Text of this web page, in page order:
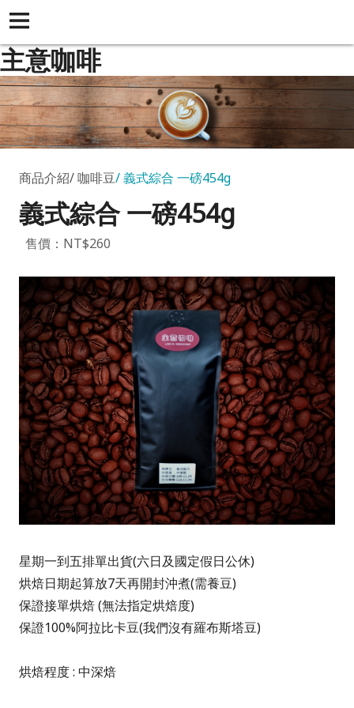
主意咖啡
商品介紹 咖啡豆 義式綜合 一磅454g
義式綜合 一磅454g
售價：NT$260
星期一到五排單出貨(六日及國定假日公休)
烘焙日期起算放7天再開封沖煮(需養豆)
保證接單烘焙 (無法指定烘焙度)
保證100%阿拉比卡豆(我們沒有羅布斯塔豆)
烘焙程度: 中深焙